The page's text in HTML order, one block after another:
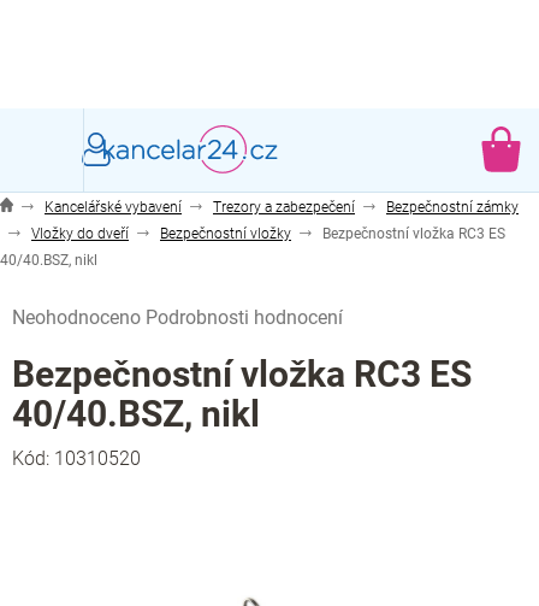
Kancelářské vybavení Trezory a zabezpečení
Bezpečnostní zámky
Vložky do dveří
Bezpečnostní vložky
Bezpečnostní vložka RC3 ES
40/40.BSZ, nikl
hodnocení
produktu
je
0,0
5
Neohodnoceno Podrobnosti hodnocení
Bezpečnostní vložka RC3 ES
40/40.BSZ, nikl
Kód: 10310520